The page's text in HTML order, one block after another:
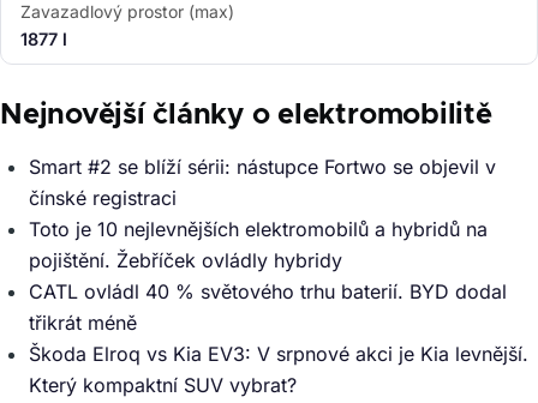
Zavazadlový prostor (max)
1877 l
Nejnovější články o elektromobilitě
Smart #2 se blíží sérii: nástupce Fortwo se objevil v
čínské registraci
Toto je 10 nejlevnějších elektromobilů a hybridů na
pojištění. Žebříček ovládly hybridy
CATL ovládl 40 % světového trhu baterií. BYD dodal
třikrát méně
Škoda Elroq vs Kia EV3: V srpnové akci je Kia levnější.
Který kompaktní SUV vybrat?